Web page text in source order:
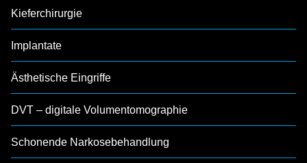
Kieferchirurgie
Implantate
Ästhetische Eingriffe
DVT – digitale Volumentomographie
Schonende Narkosebehandlung